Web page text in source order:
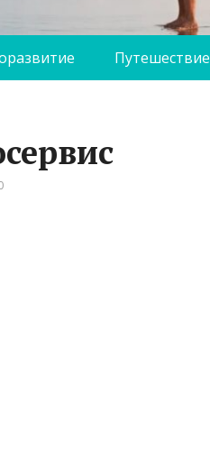
Путешествие